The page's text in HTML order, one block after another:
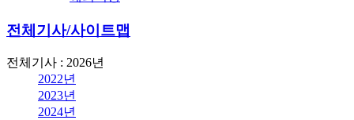
전체기사/사이트맵
전체기사 : 2026년
2022년
2023년
2024년